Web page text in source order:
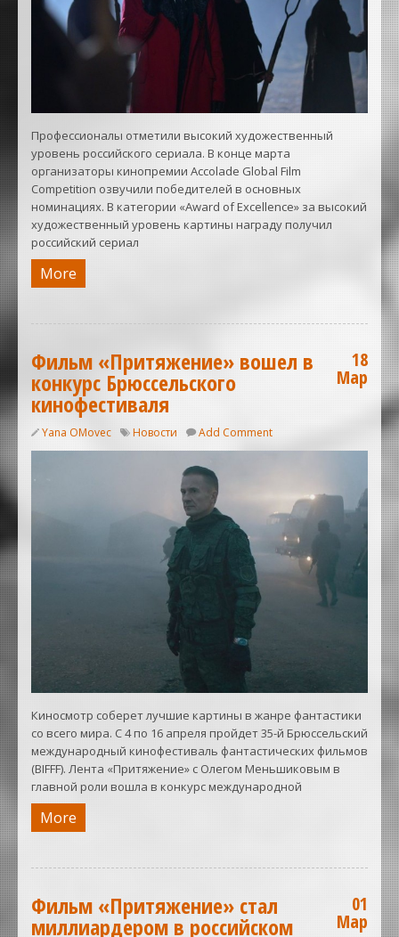
Профессионалы отметили высокий художественный
уровень российского сериала. В конце марта
организаторы кинопремии Accolade Global Film
Competition озвучили победителей в основных
номинациях. В категории «Award of Excellence» за высокий
художественный уровень картины награду получил
российский сериал
More
Фильм «Притяжение» вошел в
конкурс Брюссельского
кинофестиваля
Yana OMovec Новости Add Comment
18
Мар
Киносмотр соберет лучшие картины в жанре фантастики
со всего мира. С 4 по 16 апреля пройдет 35-й Брюссельский
международный кинофестиваль фантастических фильмов
(BIFFF). Лента «Притяжение» с Олегом Меньшиковым в
главной роли вошла в конкурс международной
More
Фильм «Притяжение» стал
миллиардером в российском
01
Мар